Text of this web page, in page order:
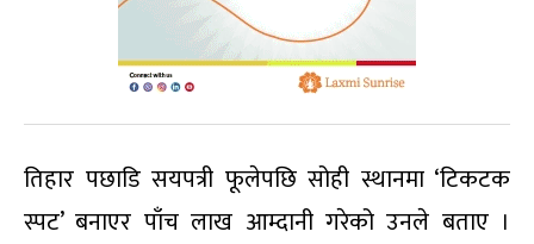
तिहार पछाडि सयपत्री फूलेपछि सोही स्थानमा ‘टिकटक
स्पट’ बनाएर पाँच लाख आम्दानी गरेको उनले बताए ।